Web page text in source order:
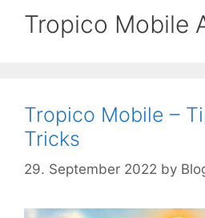
Tropico Mobile
Tropico Mobile –
Tricks
29. September 2022 by